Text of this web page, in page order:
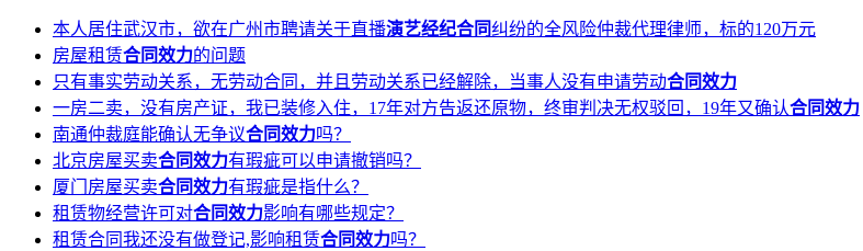
本人居住武汉市，欲在广州市聘请关于直播演艺经纪合同纠纷的全风险仲裁代理律师，标的120万元
房屋租赁合同效力的问题
只有事实劳动关系，无劳动合同，并且劳动关系已经解除，当事人没有申请劳动合同效力
一房二卖，没有房产证，我已装修入住，17年对方告返还原物，终审判决无权驳回，19年又确认合同效力
南通仲裁庭能确认无争议合同效力吗？
北京房屋买卖合同效力有瑕疵可以申请撤销吗？
厦门房屋买卖合同效力有瑕疵是指什么？
租赁物经营许可对合同效力影响有哪些规定？
租赁合同我还没有做登记,影响租赁合同效力吗？